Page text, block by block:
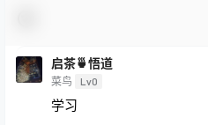
启茶🍵悟道
菜鸟 Lv0
学习